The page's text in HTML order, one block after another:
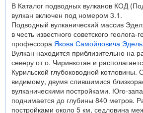
В Каталог подводных вулканов КОД
вулкан включен под номером 3.1.
Подводный вулканический массив
в честь известного советского
профессора Якова Самойловича
Вулкан находится приблизительно на
северу от о. Чиринкотан и
Курильской глубоководной котловины.
видимому, двумя слившимися
вулканическими постройками. Юго-
поднимается до глубины 840 метров.
постройками около 5 км, седловина